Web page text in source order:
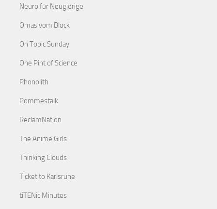
Neuro für Neugierige
Omas vom Block
On Topic Sunday
One Pint of Science
Phonolith
Pommestalk
ReclamNation
The Anime Girls
Thinking Clouds
Ticket to Karlsruhe
tiTENic Minutes